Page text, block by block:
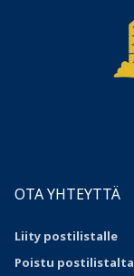
OTA YHTEYTTÄ
Liity postilistalle
Poistu postilistalta